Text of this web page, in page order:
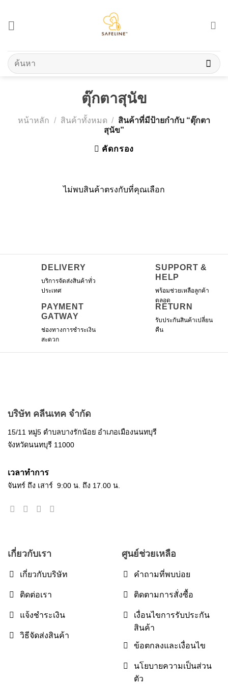
content
ค้นหา:
ตุ๊กตาสุนัข
หน้าหลัก / สินค้าทั้งหมด / สินค้าที่มีป้ายกำกับ “ตุ๊กตา
สุนัข”
คัดกรอง
ไม่พบสินค้าตรงกับที่คุณเลือก
DELIVERY
บริการจัดส่งสินค้าทั่ว
ประเทศ
SUPPORT &
HELP
พร้อมช่วยเหลือลูกค้า
ตลอด
PAYMENT
GATWAY
ช่องทางการชำระเงิน
สะดวก
RETURN
รับประกันสินค้าเปลี่ยน
คืน
บริษัท คลีนเทค จำกัด
15/11 หมู่5 ตำบลบางรักน้อย อำเภอเมืองนนทบุรี
จังหวัดนนทบุรี 11000
เวลาทำการ
จันทร์ ถึง เสาร์ 9:00 น. ถึง 17.00 น.
เกี่ยวกับเรา
เกี่ยวกับบริษัท
ติดต่อเรา
แจ้งชำระเงิน
วิธีจัดส่งสินค้า
ศูนย์ช่วยเหลือ
คำถามที่พบบ่อย
ติดตามการสั่งซื้อ
เงื่อนไขการรับประกัน
สินค้า
ข้อตกลงและเงื่อนไข
นโยบายความเป็นส่วน
ตัว